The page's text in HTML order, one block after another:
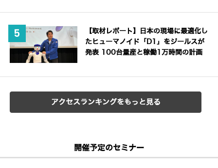
【取材レポート】日本の現場に最適化し
たヒューマノイド「D1」をジールスが
発表 100台量産と稼働1万時間の計画
アクセスランキングをもっと見る
開催予定のセミナー